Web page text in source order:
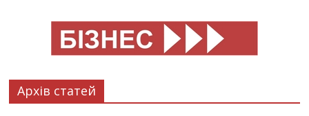
Архів статей